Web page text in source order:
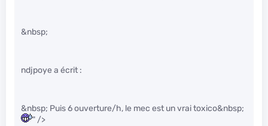
&nbsp;
ndjpoye a écrit :
&nbsp; Puis 6 ouverture/h, le mec est un vrai toxico&nbsp;
" />